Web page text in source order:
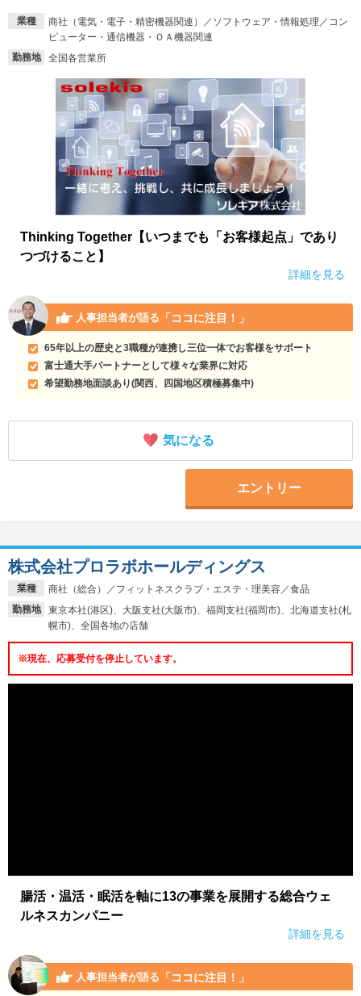
業種
商社（電気・電子・精密機器関連）／ソフトウェア・情報処理／コン
ピューター・通信機器・ＯＡ機器関連
勤務地
全国各営業所
Thinking Together【いつまでも「お客様起点」であり
つづけること】
詳細を見る
人事担当者が語る 「ココに注目！」
65年以上の歴史と3職種が連携し三位一体でお客様をサポート
富士通大手パートナーとして様々な業界に対応
希望勤務地面談あり(関西、四国地区積極募集中)
気になる
エントリー
業種
商社（総合）／フィットネスクラブ・エステ・理美容／食品
勤務地
東京本社(港区)、大阪支社(大阪市)、福岡支社(福岡市)、北海道支社(札
幌市)、全国各地の店舗
株式会社プロラボホールディングス
※現在、応募受付を停止しています。
腸活・温活・眠活を軸に13の事業を展開する総合ウェ
ルネスカンパニー
詳細を見る
人事担当者が語る 「ココに注目！」